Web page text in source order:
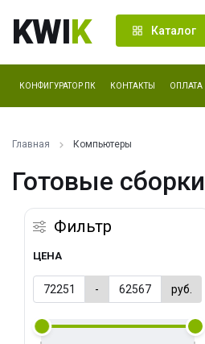
KWIK Каталог
КОНФИГУРАТОР ПК КОНТАКТЫ ОПЛАТА
Главная Компьютеры
Готовые
Фильтр
ЦЕНА
- руб.